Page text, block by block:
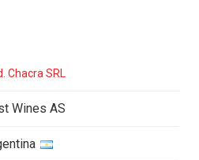
Chacra SRL
Wines AS